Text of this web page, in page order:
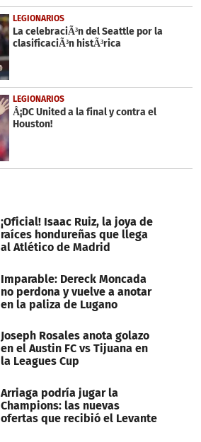
LEGIONARIOS
La celebraciÃ³n del Seattle por la
clasificaciÃ³n histÃ³rica
LEGIONARIOS
Â¡DC United a la final y contra el
Houston!
¡Oficial! Isaac Ruiz, la joya de
raíces hondureñas que llega
al Atlético de Madrid
Imparable: Dereck Moncada
no perdona y vuelve a anotar
en la paliza de Lugano
Joseph Rosales anota golazo
en el Austin FC vs Tijuana en
la Leagues Cup
Arriaga podría jugar la
Champions: las nuevas
ofertas que recibió el Levante